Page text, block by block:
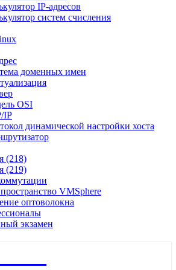
IP-адресов
систем счисления
доменных имен
OSI
IP
динамической настройки хоста
(218)
(219)
VMSphere
оптоволокна
экзамен